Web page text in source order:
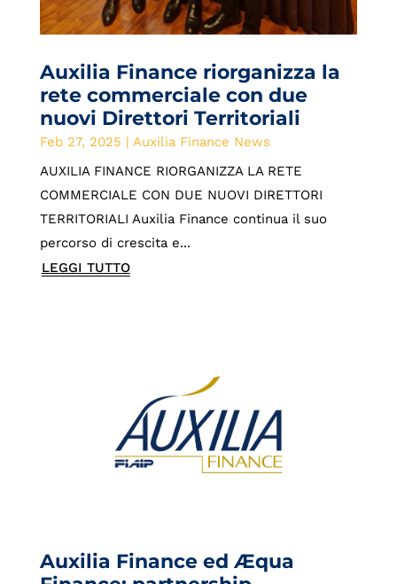
Auxilia Finance riorganizza la
rete commerciale con due
nuovi Direttori Territoriali
Feb 27, 2025 | Auxilia Finance News
AUXILIA FINANCE RIORGANIZZA LA RETE
COMMERCIALE CON DUE NUOVI DIRETTORI
TERRITORIALI Auxilia Finance continua il suo
percorso di crescita e...
LEGGI TUTTO
Auxilia Finance ed Æqua